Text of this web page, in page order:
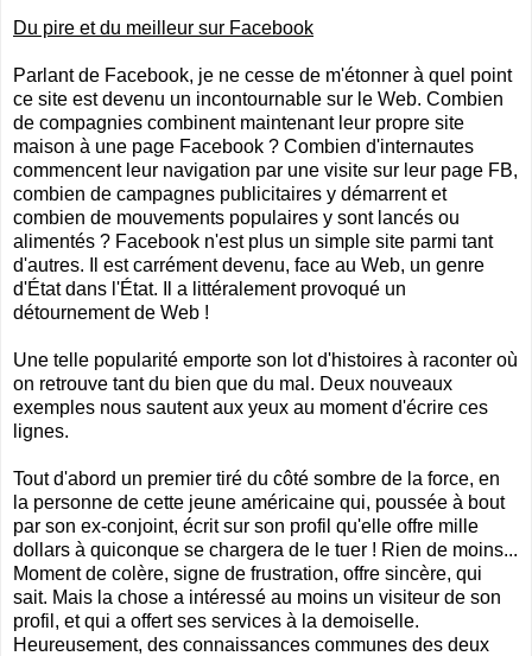
Du pire et du meilleur sur Facebook
Parlant de Facebook, je ne cesse de m'étonner à quel point
ce site est devenu un incontournable sur le Web. Combien
de compagnies combinent maintenant leur propre site
maison à une page Facebook ? Combien d'internautes
commencent leur navigation par une visite sur leur page FB,
combien de campagnes publicitaires y démarrent et
combien de mouvements populaires y sont lancés ou
alimentés ? Facebook n'est plus un simple site parmi tant
d'autres. Il est carrément devenu, face au Web, un genre
d'État dans l'État. Il a littéralement provoqué un
détournement de Web !
Une telle popularité emporte son lot d'histoires à raconter où
on retrouve tant du bien que du mal. Deux nouveaux
exemples nous sautent aux yeux au moment d'écrire ces
lignes.
Tout d'abord un premier tiré du côté sombre de la force, en
la personne de cette jeune américaine qui, poussée à bout
par son ex-conjoint, écrit sur son profil qu'elle offre mille
dollars à quiconque se chargera de le tuer ! Rien de moins...
Moment de colère, signe de frustration, offre sincère, qui
sait. Mais la chose a intéressé au moins un visiteur de son
profil, et qui a offert ses services à la demoiselle.
Heureusement, des connaissances communes des deux